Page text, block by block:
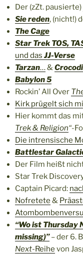
Der (zZt. pausierte)
Sie reden, (nicht!)
The Cage
Star Trek TOS,
und das JJ-Verse
Tarzan…&
Babylon 5
Rockin’ All Over
Kirk prügelt sich
Hier kommt das
Trek & Religion“-
Die intrensische
Battlestar
Der Film heißt
Star Trek
Captain Picard:
Nofretete &
“Wo ist Thursday
missing)”– der 6.
Next-Reihe von